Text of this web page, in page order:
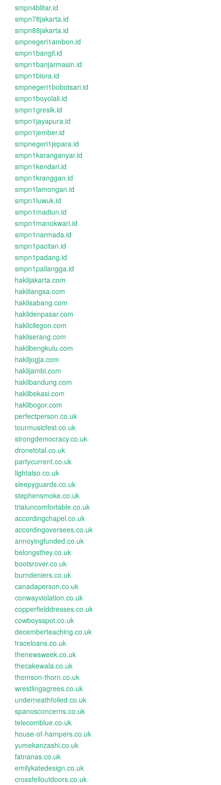
smpn4blitar.id
smpn78jakarta.id
smpn88jakarta.id
smpnegeri1ambon.id
smpn1bangil.id
smpn1banjarmasin.id
smpn1biora.id
smpnegeri1bobotsari.id
smpn1boyolali.id
smpn1gresik.id
smpn1jayapura.id
smpn1jember.id
smpnegeri1jepara.id
smpn1karanganyar.id
smpn1kendari.id
smpn1kranggan.id
smpn1lamongan.id
smpn1luwuk.id
smpn1madiun.id
smpn1manokwari.id
smpn1narmada.id
smpn1pacitan.id
smpn1padang.id
smpn1pailangga.id
haklijakarta.com
haklilangsa.com
haklisabang.com
haklidenpasar.com
haklicilegon.com
hakliserang.com
haklibengkulu.com
haklijogja.com
haklijambi.com
haklibandung.com
haklibekasi.com
haklibogor.com
perfectperson.co.uk
tourmusicfest.co.uk
strongdemocracy.co.uk
dronetotal.co.uk
partycurrent.co.uk
lightalso.co.uk
sleepyguards.co.uk
stephensmoke.co.uk
trialuncomfortable.co.uk
accordingchapel.co.uk
accordingoversees.co.uk
annoyingfunded.co.uk
belongsthey.co.uk
bootsrover.co.uk
burndeniers.co.uk
canadaperson.co.uk
conwayviolation.co.uk
copperfielddresses.co.uk
cowboysspot.co.uk
decemberteaching.co.uk
traceloans.co.uk
thenewsweek.co.uk
thecakewala.co.uk
thomson-thorn.co.uk
wrestlingagrees.co.uk
underneathfoiled.co.uk
spanosconcerns.co.uk
telecomblue.co.uk
house-of-hampers.co.uk
yumekanzashi.co.uk
fatnanas.co.uk
emilykatedesign.co.uk
crossfelloutdoors.co.uk